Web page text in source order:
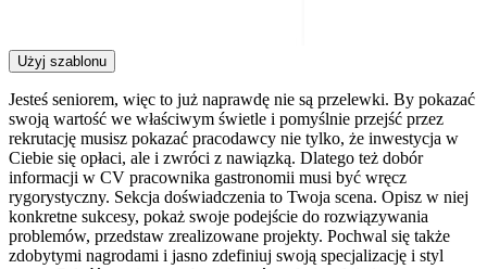
Użyj szablonu
Jesteś seniorem, więc to już naprawdę nie są przelewki. By pokazać
swoją wartość we właściwym świetle i pomyślnie przejść przez
rekrutację musisz pokazać pracodawcy nie tylko, że inwestycja w
Ciebie się opłaci, ale i zwróci z nawiązką. Dlatego też dobór
informacji w CV pracownika gastronomii musi być wręcz
rygorystyczny. Sekcja doświadczenia to Twoja scena. Opisz w niej
konkretne sukcesy, pokaż swoje podejście do rozwiązywania
problemów, przedstaw zrealizowane projekty. Pochwal się także
zdobytymi nagrodami i jasno zdefiniuj swoją specjalizację i styl